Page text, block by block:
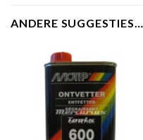
ANDERE SUGGESTIES…